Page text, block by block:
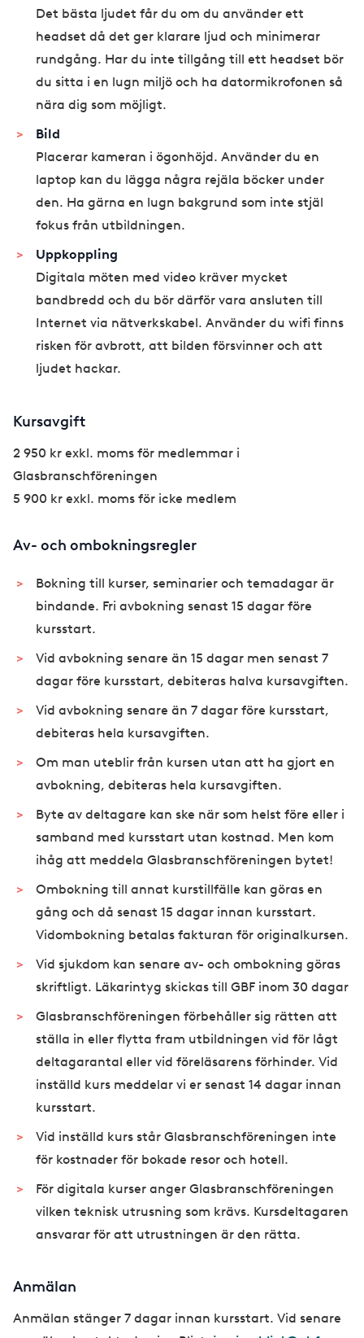
Det bästa ljudet får du om du använder ett
headset då det ger klarare ljud och minimerar
rundgång. Har du inte tillgång till ett headset bör
du sitta i en lugn miljö och ha datormikrofonen så
nära dig som möjligt.
​Bild
Placerar kameran i ögonhöjd. Använder du en
laptop kan du lägga några rejäla böcker under
den. Ha gärna en lugn bakgrund som inte stjäl
fokus från utbildningen.
Uppkoppling
Digitala möten med video kräver mycket
bandbredd och du bör därför vara ansluten till
Internet via nätverkskabel. Använder du wifi finns
risken för avbrott, att bilden försvinner och att
ljudet hackar.
Kursavgift
2 950 kr exkl. moms för medlemmar i
Glasbranschföreningen
5 900 kr exkl. moms för icke medlem
Av- och ombokningsregler
Bokning till kurser, seminarier och temadagar är
bindande. Fri avbokning senast 15 dagar före
kursstart.
Vid avbokning senare än 15 dagar men senast 7
dagar före kursstart, debiteras halva kursavgiften.
Vid avbokning senare än 7 dagar före kursstart,
debiteras hela kursavgiften.
Om man uteblir från kursen utan att ha gjort en
avbokning, debiteras hela kursavgiften.
Byte av deltagare kan ske när som helst före eller i
samband med kursstart utan kostnad. Men kom
ihåg att meddela Glasbranschföreningen bytet!
Ombokning till annat kurstillfälle kan göras en
gång och då senast 15 dagar innan kursstart.
Vidombokning betalas fakturan för originalkursen.
Vid sjukdom kan senare av- och ombokning göras
skriftligt. Läkarintyg skickas till GBF inom 30 dagar
Glasbranschföreningen förbehåller sig rätten att
ställa in eller flytta fram utbildningen vid för lågt
deltagarantal eller vid föreläsarens förhinder. Vid
inställd kurs meddelar vi er senast 14 dagar innan
kursstart.
Vid inställd kurs står Glasbranschföreningen inte
för kostnader för bokade resor och hotell.
För digitala kurser anger Glasbranschföreningen
vilken teknisk utrusning som krävs. Kursdeltagaren
ansvarar för att utrustningen är den rätta.
Anmälan
Anmälan stänger 7 dagar innan kursstart. Vid senare